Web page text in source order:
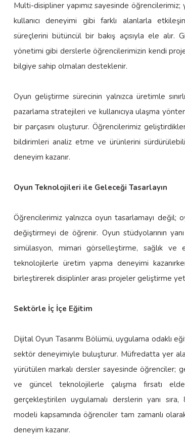
Multi-disipliner yapımız sayesinde öğrencilerimiz;
kullanıcı deneyimi gibi farklı alanlarla
süreçlerini bütüncül bir bakış açısıyla ele alır.
yönetimi gibi derslerle öğrencilerimizin kendi
bilgiye sahip olmaları desteklenir.
Oyun geliştirme sürecinin yalnızca üretimle
pazarlama stratejileri ve kullanıcıya ulaşma
bir parçasını oluşturur. Öğrencilerimiz
bildirimleri analiz etme ve ürünlerini
deneyim kazanır.
Oyun Teknolojileri ile Geleceği Tasarlayın
Öğrencilerimiz yalnızca oyun tasarlamayı değil;
değiştirmeyi de öğrenir. Oyun stüdyolarının
simülasyon, mimari görselleştirme, sağlık ve
teknolojilerle üretim yapma deneyimi
birleştirerek disiplinler arası projeler geliştirme
Sektörle İç İçe Eğitim
Dijital Oyun Tasarımı Bölümü, uygulama odaklı
sektör deneyimiyle buluşturur. Müfredatta yer
yürütülen markalı dersler sayesinde öğrenciler;
ve güncel teknolojilerle çalışma fırsatı
gerçekleştirilen uygulamalı derslerin yanı
modeli kapsamında öğrenciler tam zamanlı
deneyim kazanır.